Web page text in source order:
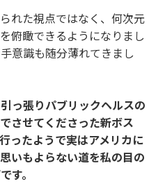
れた視点ではなく、何次元
俯瞰できるようになりまし
意識も随分薄れてきまし
っ張りパブリックヘルスの
させてくださった新ボス
ったようで実はアメリカに
いもよらない道を私の目の
す。